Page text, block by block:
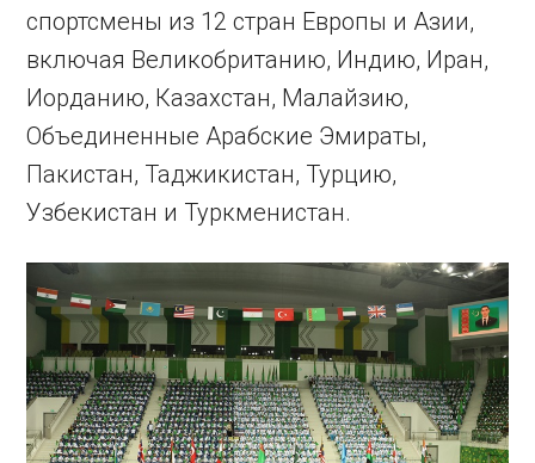
спортсмены из 12 стран Европы и Азии,
включая Великобританию, Индию, Иран,
Иорданию, Казахстан, Малайзию,
Объединенные Арабские Эмираты,
Пакистан, Таджикистан, Турцию,
Узбекистан и Туркменистан.